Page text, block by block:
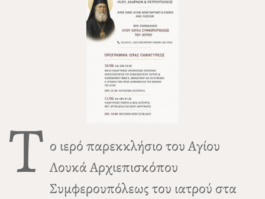
Τ ο ιερό παρεκκλήσιο του Αγίου
Λουκά Αρχιεπισκόπου
Συμφερουπόλεως του ιατρού στα